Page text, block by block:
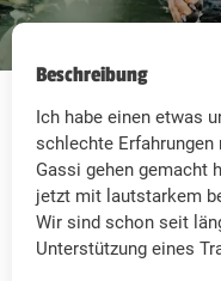
Beschreibung
Ich habe einen etwas
schlechte
Gassi gehen gemacht
jetzt mit lautstarkem
Wir sind schon seit
Unterstützung eines